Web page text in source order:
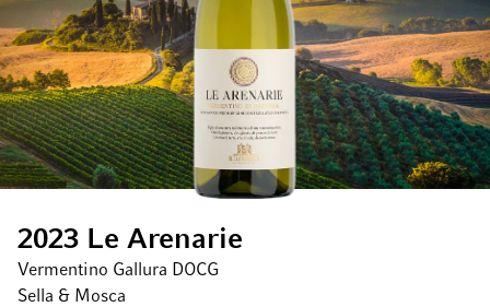
2023 Le Arenarie
Vermentino Gallura DOCG
Sella & Mosca